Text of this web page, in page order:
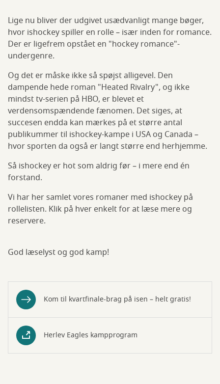
Lige nu bliver der udgivet usædvanligt mange bøger,
hvor ishockey spiller en rolle – især inden for romance.
Der er ligefrem opstået en "hockey romance"-
undergenre.
Og det er måske ikke så spøjst alligevel. Den
dampende hede roman "Heated Rivalry", og ikke
mindst tv-serien på HBO, er blevet et
verdensomspændende fænomen. Det siges, at
succesen endda kan mærkes på et større antal
publikummer til ishockey-kampe i USA og Canada –
hvor sporten da også er langt større end herhjemme.
Så ishockey er hot som aldrig før – i mere end én
forstand.
Vi har her samlet vores romaner med ishockey på
rollelisten. Klik på hver enkelt for at læse mere og
reservere.
God læselyst og god kamp!
Kom til kvartfinale-brag på isen – helt gratis!
Herlev Eagles kampprogram